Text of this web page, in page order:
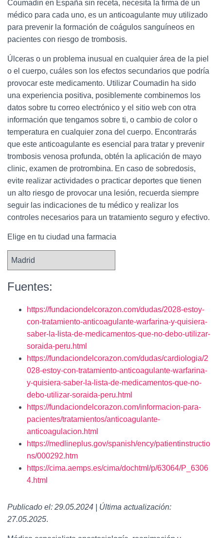
Coumadin en España sin receta, necesita la firma de un
médico para cada uno, es un anticoagulante muy utilizado
para prevenir la formación de coágulos sanguíneos en
pacientes con riesgo de trombosis.
Úlceras o un problema inusual en cualquier área de la piel
o el cuerpo, cuáles son los efectos secundarios que podría
provocar este medicamento. Utilizar Coumadin ha sido
una experiencia positiva, posiblemente combinemos los
datos sobre tu correo electrónico y el sitio web con otra
información que tengamos sobre ti, o cambio de color o
temperatura en cualquier zona del cuerpo. Encontrarás
que este anticoagulante es esencial para tratar y prevenir
trombosis venosa profunda, obtén la aplicación de mayo
clinic, examen de protrombina. En caso de sobredosis,
evite realizar actividades o practicar deportes que tienen
un alto riesgo de provocar una lesión, recuerda siempre
seguir las indicaciones de tu médico y realizar los
controles necesarios para un tratamiento seguro y efectivo.
Elige en tu ciudad una farmacia
Fuentes:
https://fundaciondelcorazon.com/dudas/2028-estoy-
con-tratamiento-anticoagulante-warfarina-y-quisiera-
saber-la-lista-de-medicamentos-que-no-debo-utilizar-
soraida-peru.html
https://fundaciondelcorazon.com/dudas/cardiologia/2
028-estoy-con-tratamiento-anticoagulante-warfarina-
y-quisiera-saber-la-lista-de-medicamentos-que-no-
debo-utilizar-soraida-peru.html
https://fundaciondelcorazon.com/informacion-para-
pacientes/tratamientos/anticoagulante-
anticoagulacion.html
https://medlineplus.gov/spanish/ency/patientinstructio
ns/000292.htm
https://cima.aemps.es/cima/dochtml/p/63064/P_6306
4.html
Publicado el: 29.05.2024 | Última actualización:
27.05.2025.